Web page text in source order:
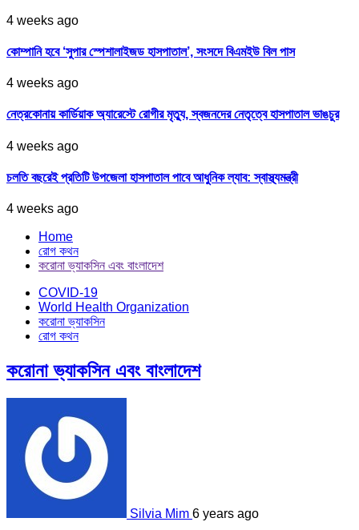
4 weeks ago
কোম্পানি হবে ‘সুপার স্পেশালাইজড হাসপাতাল’, সংসদে বিএমইউ বিল পাস
4 weeks ago
নেত্রকোনায় কার্ডিয়াক অ্যারেস্টে রোগীর মৃত্যু, স্বজনদের নেতৃত্বে হাসপাতাল ভাঙচুর
4 weeks ago
চলতি বছরেই প্রতিটি উপজেলা হাসপাতাল পাবে আধুনিক ল্যাব: স্বাস্থ্যমন্ত্রী
4 weeks ago
Home
রোগ কথন
করোনা ভ্যাকসিন এবং বাংলাদেশ
COVID-19
World Health Organization
করোনা ভ্যাকসিন
রোগ কথন
করোনা ভ্যাকসিন এবং বাংলাদেশ
Silvia Mim 6 years ago